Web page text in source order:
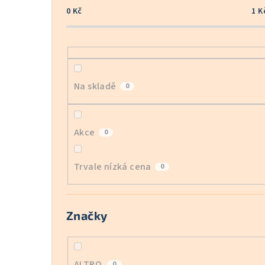
0 Kč 1
Na skladě 0
Akce 0
Trvale nízká cena 0
Značky